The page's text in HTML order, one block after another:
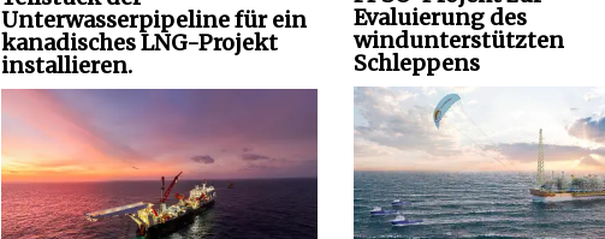
Unterwasserpipeline für ein
kanadisches LNG-Projekt
installieren.
Evaluierung des
windunterstützten
Schleppens